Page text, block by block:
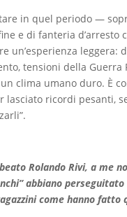
in quel periodo —
e di fanteria d’arresto
un’esperienza leggera:
tensioni della Guerra
clima umano duro. È
lasciato ricordi pesanti,
Rolando Rivi, a me
abbiano
come hanno fatto